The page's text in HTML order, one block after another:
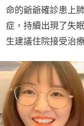
命的爺爺確診患上
症，持續出現了失
生建議住院接受治